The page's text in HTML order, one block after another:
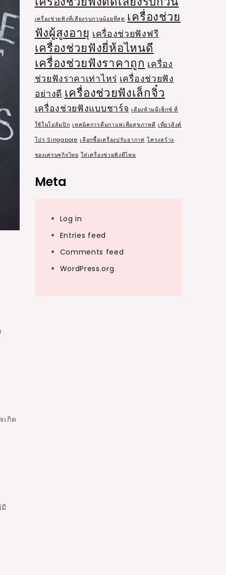
เกิด
เครื่องช่วยฟังที่เสียงรบกวนน้อยที่สุด เครื่องช่วย
ฟังผู้สูงอายุ เครื่องช่วยฟังฟรี
เครื่องช่วยฟังยี่ห้อไหนดี
เครื่องช่วยฟังราคาถูก เครื่อง
ช่วยฟังราคาเท่าไหร่ เครื่องช่วยฟัง
อย่างดี เครื่องช่วยฟังเล็กจิ๋ว
เครื่องช่วยฟังแบบชาร์จ เตียงห้ามมีเซ็กซ์ ที่
ใช้ในโอลิมปิก เทคนิคการดื่มกาแฟเพื่อสุขภาพดี เที่ยวสิงค์
โปร Singapore เลือกซื้อเครื่องปรับอากาศ โครงสร้าง
ของเศรษฐกิจไทย ใส่เครื่องช่วยฟังดีไหม
Meta
Log in
Entries feed
Comments feed
WordPress.org